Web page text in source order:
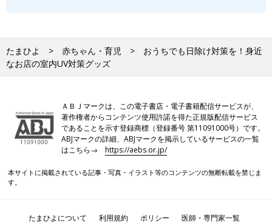
たまひよ 赤ちゃん・育児
おうちでも日除け対策を！身近
なお店の室内UV対策グッズ
ＡＢＪマークは、この電子書店・電子書籍配信サービスが、
著作権者からコンテンツ使用許諾を得た正規版配信サービス
であることを示す登録商標（登録番号 第11091000号）です。
ABJマークの詳細、ABJマークを掲示しているサービスの一覧
はこちら→https://aebs.or.jp/
本サイトに掲載されている記事・写真・イラスト等のコンテンツの無断転載を禁じま
す。
たまひよについて 利用規約 ポリシー 医師・専門家一覧